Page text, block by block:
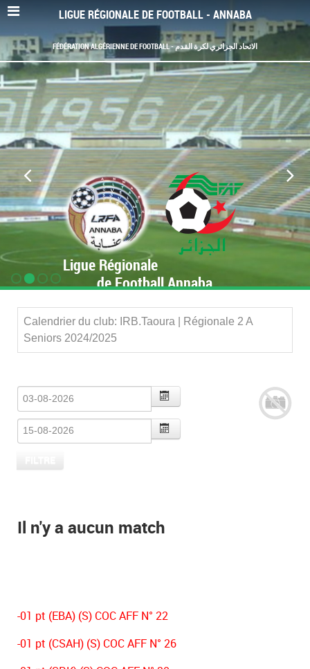
LIGUE RÉGIONALE DE FOOTBALL - ANNABA
FÉDÉRATION ALGÉRIENNE DE FOOTBALL - الاتحاد الجزائري لكرة القدم
Ligue Régionale
de Football Annaba
Calendrier du club: IRB.Taoura | Régionale 2 A
Seniors 2024/2025
Il n'y a aucun match
-01 pt (EBA) (S) COC AFF N° 22
-01 pt (CSAH) (S) COC AFF N° 26